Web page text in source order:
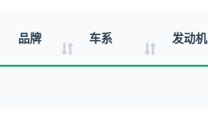
品牌 车系 发动机